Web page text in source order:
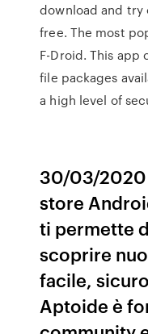
download and try
free. The most
F-Droid. This app
file packages
a high level of
30/03/2020
store
ti permette
scoprire
facile,
Aptoide è